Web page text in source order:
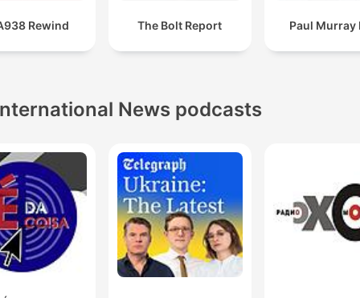
Rewind The Bolt Report Paul Murray
News podcasts